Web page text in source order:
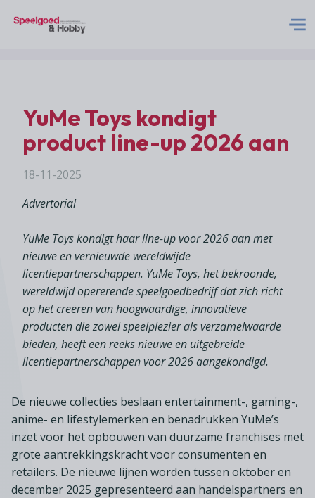
Nieuws
Abonneren
Adverteren
Acties
Contact
YuMe Toys kondigt
product line-up 2026 aan
18-11-2025
Advertorial
YuMe Toys kondigt haar line-up voor 2026 aan met
nieuwe en vernieuwde wereldwijde
licentiepartnerschappen. YuMe Toys, het bekroonde,
wereldwijd opererende speelgoedbedrijf dat zich richt
op het creëren van hoogwaardige, innovatieve
producten die zowel speelplezier als verzamelwaarde
bieden, heeft een reeks nieuwe en uitgebreide
licentiepartnerschappen voor 2026 aangekondigd.
De nieuwe collecties beslaan entertainment-, gaming-,
anime- en lifestylemerken en benadrukken YuMe’s
inzet voor het opbouwen van duurzame franchises met
grote aantrekkingskracht voor consumenten en
retailers. De nieuwe lijnen worden tussen oktober en
december 2025 gepresenteerd aan handelspartners en